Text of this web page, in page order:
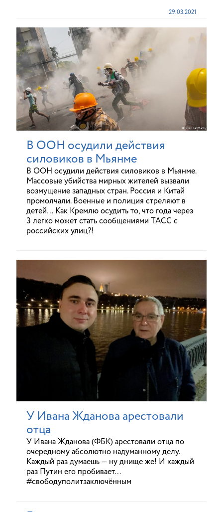
29.03.2021
В ООН осудили действия
силовиков в Мьянме
В ООН осудили действия силовиков в Мьянме.
Массовые убийства мирных жителей вызвали
возмущение западных стран. Россия и Китай
промолчали. Военные и полиция стреляют в
детей… Как Кремлю осудить то, что года через
3 легко может стать сообщениями ТАСС с
российских улиц?!
У Ивана Жданова арестовали
отца
У Ивана Жданова (ФБК) арестовали отца по
очередному абсолютно надуманному делу.
Каждый раз думаешь — ну днище же! И каждый
раз Путин его пробивает…
#свободуполитзаключённым